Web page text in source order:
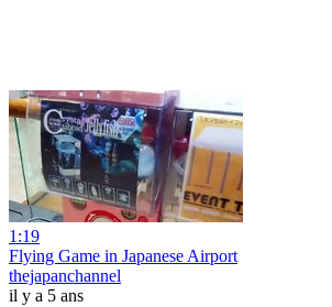
1:19
Flying Game in Japanese Airport
thejapanchannel
il y a 5 ans